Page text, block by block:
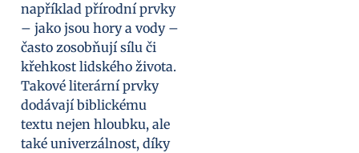
například přírodní prvky
– jako jsou hory a vody –
často zosobňují sílu či
křehkost lidského života.
Takové literární prvky
dodávají biblickému
textu nejen hloubku, ale
také univerzálnost, díky